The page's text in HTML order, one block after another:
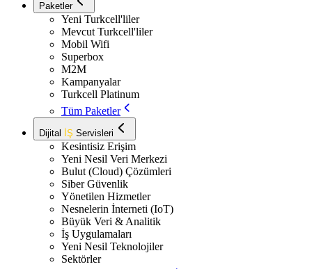
Paketler
Yeni Turkcell'liler
Mevcut Turkcell'liler
Mobil Wifi
Superbox
M2M
Kampanyalar
Turkcell Platinum
Tüm Paketler
Dijital İŞ Servisleri
Kesintisiz Erişim
Yeni Nesil Veri Merkezi
Bulut (Cloud) Çözümleri
Siber Güvenlik
Yönetilen Hizmetler
Nesnelerin İnterneti (IoT)
Büyük Veri & Analitik
İş Uygulamaları
Yeni Nesil Teknolojiler
Sektörler